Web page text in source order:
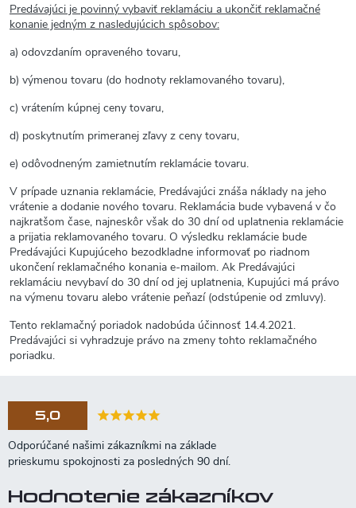
Predávajúci je povinný vybaviť reklamáciu a ukončiť reklamačné
konanie jedným z nasledujúcich spôsobov:
a) odovzdaním opraveného tovaru,
b) výmenou tovaru (do hodnoty reklamovaného tovaru),
c) vrátením kúpnej ceny tovaru,
d) poskytnutím primeranej zľavy z ceny tovaru,
e) odôvodneným zamietnutím reklamácie tovaru.
V prípade uznania reklamácie, Predávajúci znáša náklady na jeho
vrátenie a dodanie nového tovaru. Reklamácia bude vybavená v čo
najkratšom čase, najneskôr však do 30 dní od uplatnenia reklamácie
a prijatia reklamovaného tovaru. O výsledku reklamácie bude
Predávajúci Kupujúceho bezodkladne informovať po riadnom
ukončení reklamačného konania e-mailom. Ak Predávajúci
reklamáciu nevybaví do 30 dní od jej uplatnenia, Kupujúci má právo
na výmenu tovaru alebo vrátenie peňazí (odstúpenie od zmluvy).
Tento reklamačný poriadok nadobúda účinnosť 14.4.2021.
Predávajúci si vyhradzuje právo na zmeny tohto reklamačného
poriadku.
5,0
Hodnotenie zákazníkov